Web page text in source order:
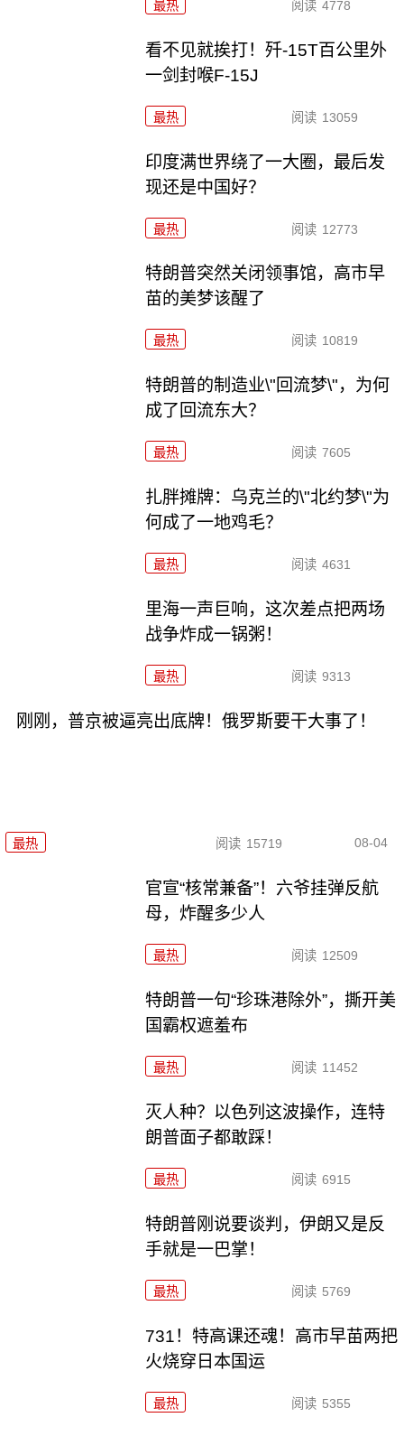
最热 阅读 4778
看不见就挨打！歼-15T百公里外
一剑封喉F-15J
最热 阅读 13059
印度满世界绕了一大圈，最后发
现还是中国好？
最热 阅读 12773
特朗普突然关闭领事馆，高市早
苗的美梦该醒了
最热 阅读 10819
特朗普的制造业\"回流梦\"，为何
成了回流东大？
最热 阅读 7605
扎胖摊牌：乌克兰的\"北约梦\"为
何成了一地鸡毛？
最热 阅读 4631
里海一声巨响，这次差点把两场
战争炸成一锅粥！
最热 阅读 9313
刚刚，普京被逼亮出底牌！俄罗斯要干大事了！
最热 阅读 15719 08-04
官宣“核常兼备”！六爷挂弹反航
母，炸醒多少人
最热 阅读 12509
特朗普一句“珍珠港除外”，撕开美
国霸权遮羞布
最热 阅读 11452
灭人种？以色列这波操作，连特
朗普面子都敢踩！
最热 阅读 6915
特朗普刚说要谈判，伊朗又是反
手就是一巴掌！
最热 阅读 5769
731！特高课还魂！高市早苗两把
火烧穿日本国运
最热 阅读 5355